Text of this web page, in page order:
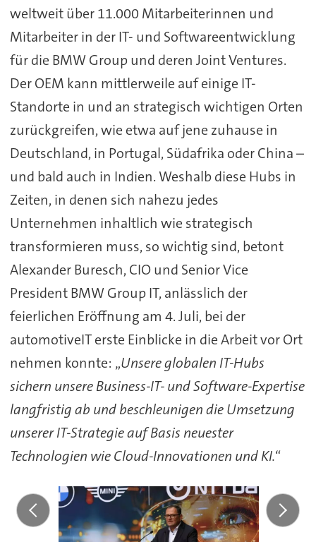
weltweit über 11.000 Mitarbeiterinnen und
Mitarbeiter in der IT- und Softwareentwicklung
für die BMW Group und deren Joint Ventures.
Der OEM kann mittlerweile auf einige IT-
Standorte in und an strategisch wichtigen Orten
zurückgreifen, wie etwa auf jene zuhause in
Deutschland, in Portugal, Südafrika oder China –
und bald auch in Indien. Weshalb diese Hubs in
Zeiten, in denen sich nahezu jedes
Unternehmen inhaltlich wie strategisch
transformieren muss, so wichtig sind, betont
Alexander Buresch, CIO und Senior Vice
President BMW Group IT, anlässlich der
feierlichen Eröffnung am 4. Juli, bei der
automotiveIT erste Einblicke in die Arbeit vor Ort
nehmen konnte: „Unsere globalen IT-Hubs
sichern unsere Business-IT- und Software-Expertise
langfristig ab und beschleunigen die Umsetzung
unserer IT-Strategie auf Basis neuester
Technologien wie Cloud-Innovationen und KI.“